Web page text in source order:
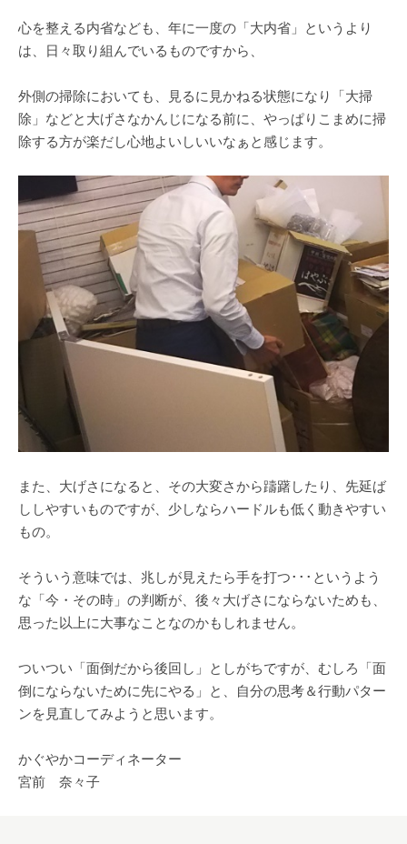
心を整える内省なども、年に一度の「大内省」というより
は、日々取り組んでいるものですから、
外側の掃除においても、見るに見かねる状態になり「大掃
除」などと大げさなかんじになる前に、やっぱりこまめに掃
除する方が楽だし心地よいしいいなぁと感じます。
また、大げさになると、その大変さから躊躇したり、先延ば
ししやすいものですが、少しならハードルも低く動きやすい
もの。
そういう意味では、兆しが見えたら手を打つ･･･というよう
な「今・その時」の判断が、後々大げさにならないためも、
思った以上に大事なことなのかもしれません。
ついつい「面倒だから後回し」としがちですが、むしろ「面
倒にならないために先にやる」と、自分の思考＆行動パター
ンを見直してみようと思います。
かぐやかコーディネーター
宮前 奈々子